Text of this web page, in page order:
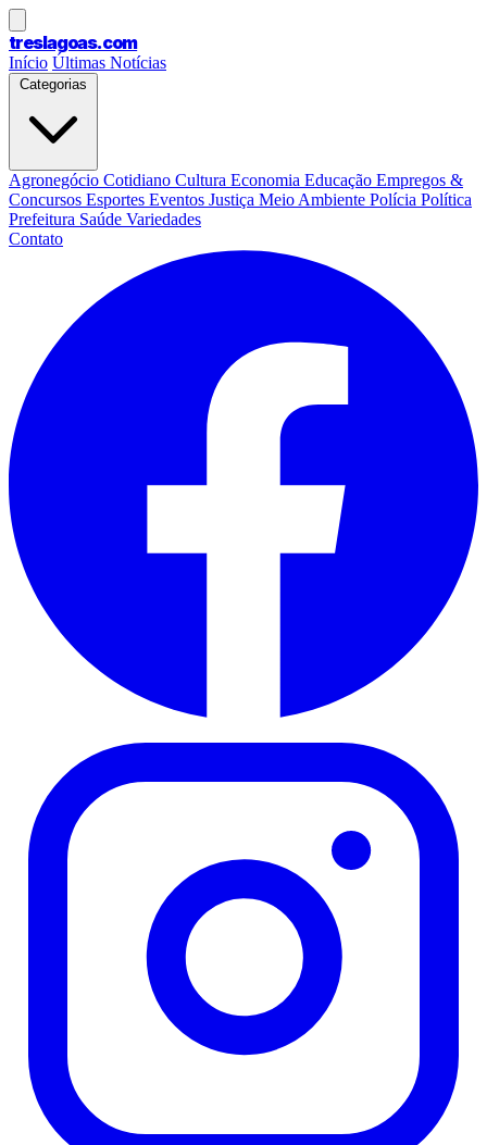
treslagoas.com
Início Últimas Notícias
Categorias
Agronegócio Cotidiano Cultura Economia Educação Empregos &
Concursos Esportes Eventos Justiça Meio Ambiente Polícia Política
Prefeitura Saúde Variedades
Contato